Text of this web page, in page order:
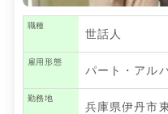
職種
世話人
雇用形態
パート・アル
勤務地
兵庫県伊丹市